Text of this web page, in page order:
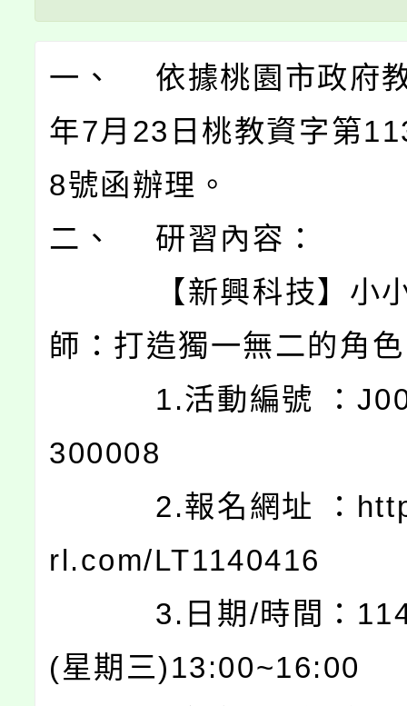
一、 依據桃園市政府
年7月23日桃教資字第
8號函辦理。
二、 研習內容：
【新興科技】小小
師：打造獨一無二的角
1.活動編號 ：
300008
2.報名網址 ：
rl.com/LT1140416
3.日期/時間：
(星期三)13:00~16:00